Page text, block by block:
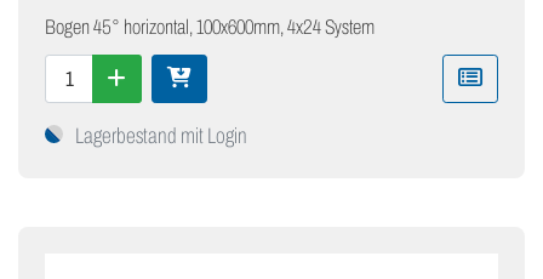
Bogen 45° horizontal, 100x600mm, 4x24 System
Lagerbestand mit Login